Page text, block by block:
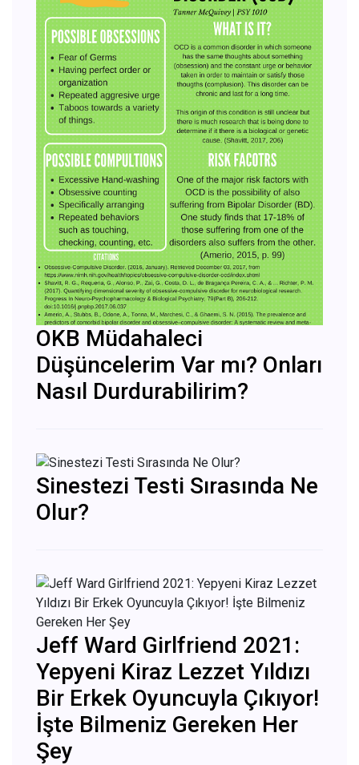
OKB Müdahaleci
Düşüncelerim Var mı? Onları
Nasıl Durdurabilirim?
Sinestezi Testi Sırasında Ne
Olur?
Jeff Ward Girlfriend 2021:
Yepyeni Kiraz Lezzet Yıldızı
Bir Erkek Oyuncuyla Çıkıyor!
İşte Bilmeniz Gereken Her
Şey